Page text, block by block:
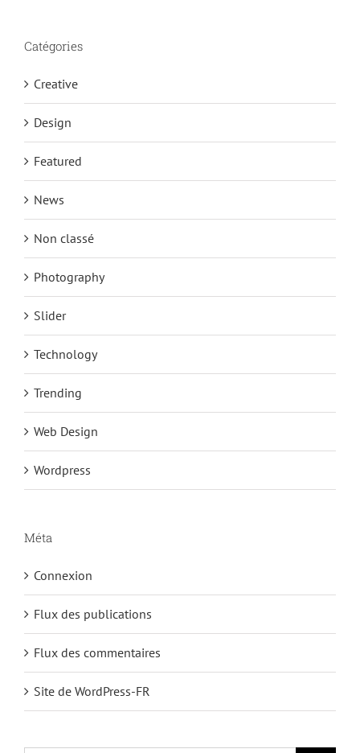
Catégories
Creative
Design
Featured
News
Non classé
Photography
Slider
Technology
Trending
Web Design
Wordpress
Méta
Connexion
Flux des publications
Flux des commentaires
Site de WordPress-FR